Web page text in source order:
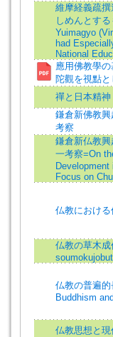
維摩経義疏
しめんとす
Yuimagyo
had
National
應用佛教學
陀觀を視點
禪と日本精神
鎌倉新佛教
考察
鎌倉新仏教
一考察=On
Focus on
仏教におけ
仏教の草木
仏教の普遍
Buddhism
仏教思想と現